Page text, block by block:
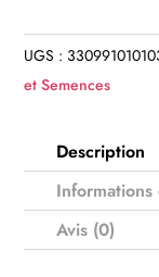
UGS :
et Semences
Description
Avis (0)